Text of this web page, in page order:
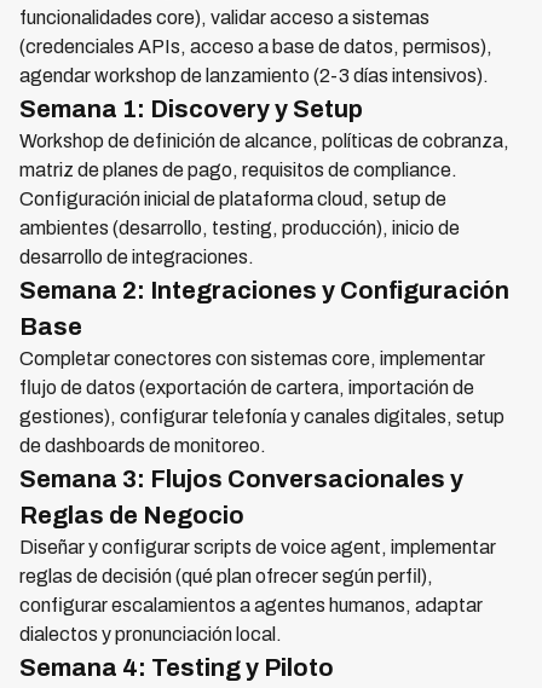
funcionalidades core), validar acceso a sistemas
(credenciales APIs, acceso a base de datos, permisos),
agendar workshop de lanzamiento (2-3 días intensivos).
Semana 1: Discovery y Setup
Workshop de definición de alcance, políticas de cobranza,
matriz de planes de pago, requisitos de compliance.
Configuración inicial de plataforma cloud, setup de
ambientes (desarrollo, testing, producción), inicio de
desarrollo de integraciones.
Semana 2: Integraciones y Configuración
Base
Completar conectores con sistemas core, implementar
flujo de datos (exportación de cartera, importación de
gestiones), configurar telefonía y canales digitales, setup
de dashboards de monitoreo.
Semana 3: Flujos Conversacionales y
Reglas de Negocio
Diseñar y configurar scripts de voice agent, implementar
reglas de decisión (qué plan ofrecer según perfil),
configurar escalamientos a agentes humanos, adaptar
dialectos y pronunciación local.
Semana 4: Testing y Piloto